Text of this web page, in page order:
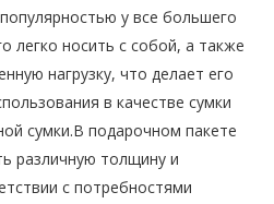
у все большего
легко носить с собой, а также
нагрузку, что делает его
в качестве сумки
сумки.В подарочном пакете
различную толщину и
с потребностями